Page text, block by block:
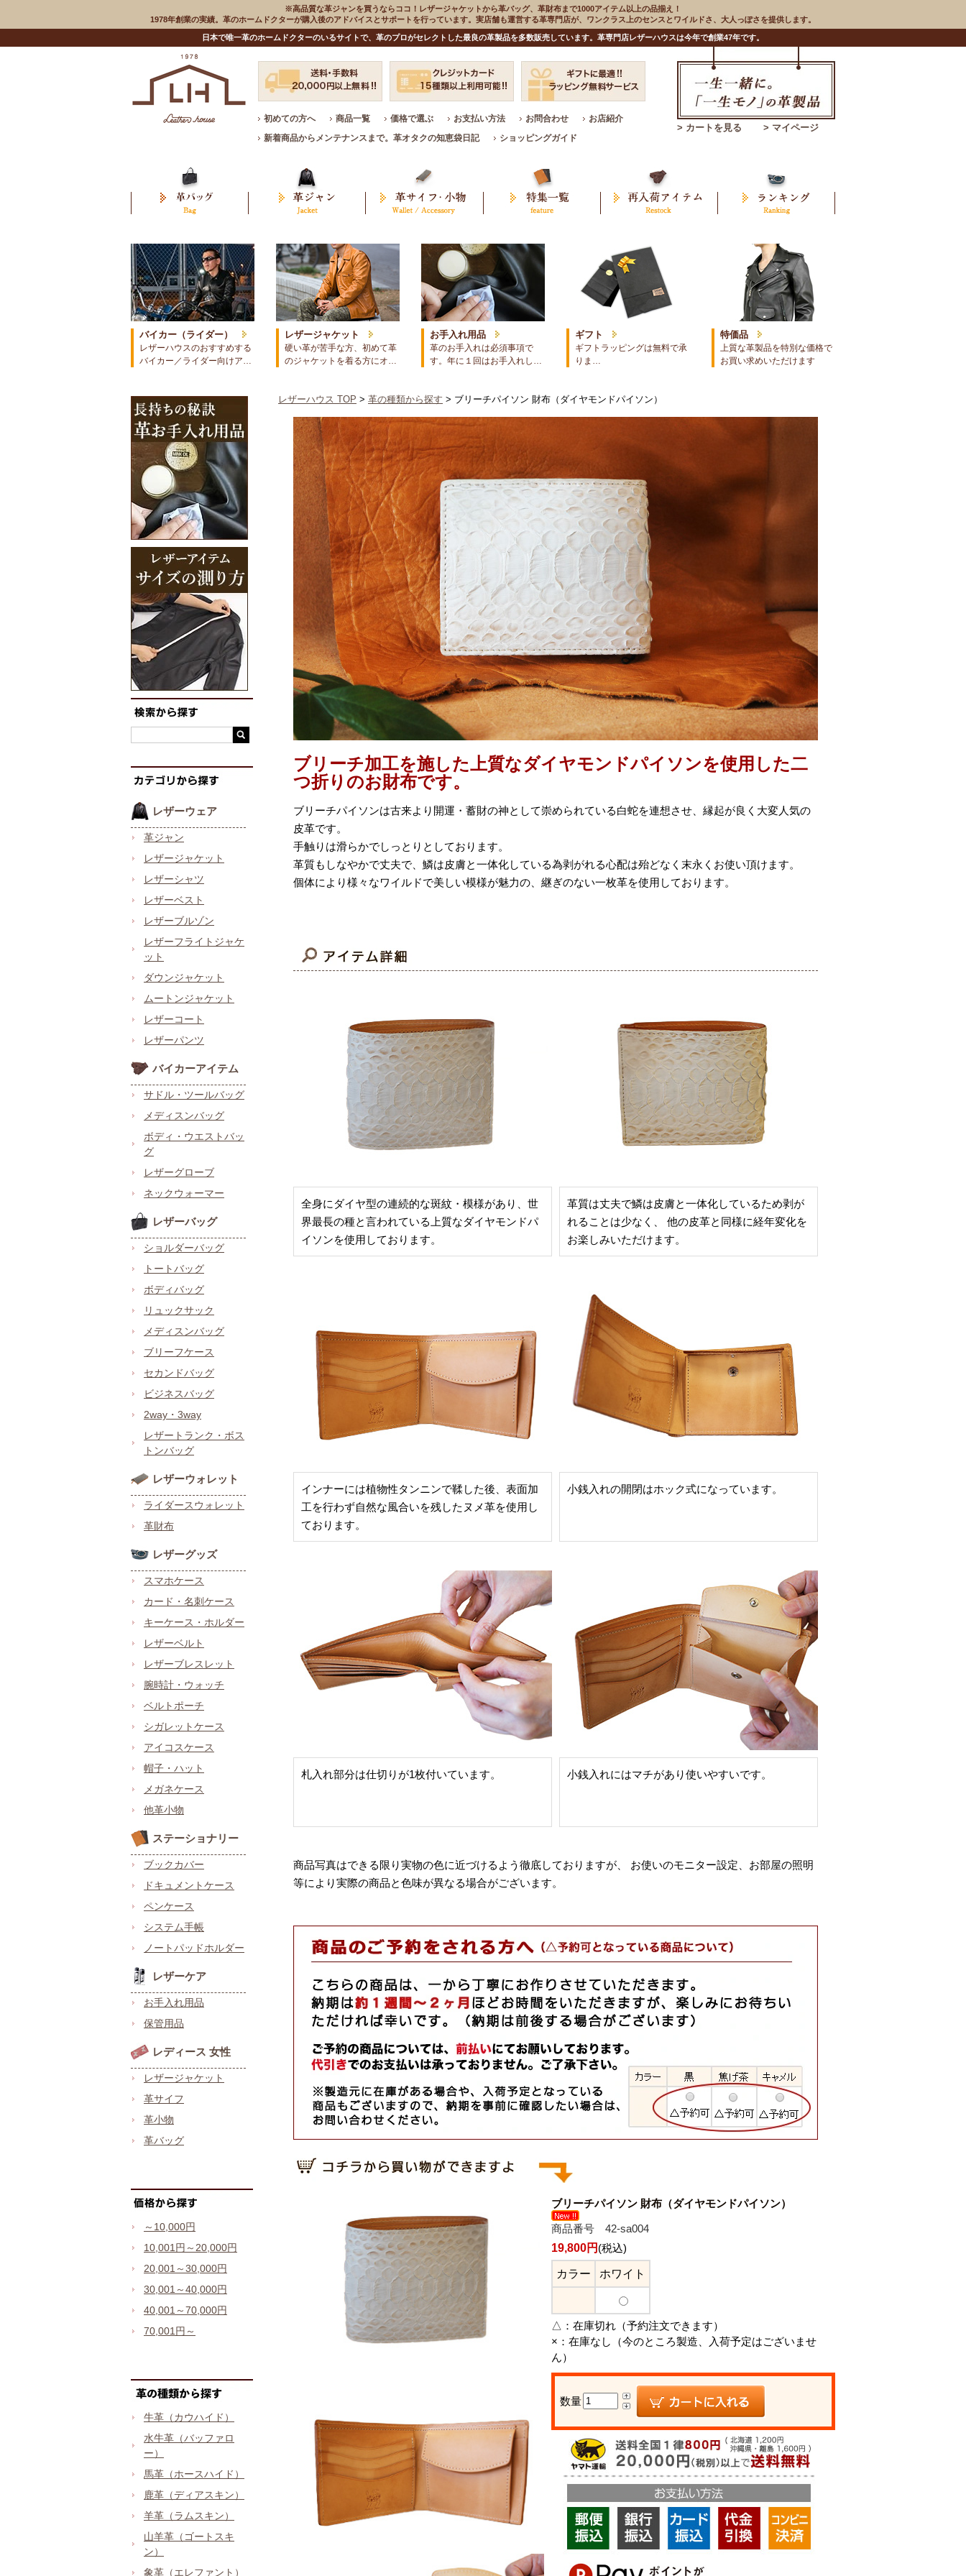
※高品質な革ジャンを買うならココ！レザージャケットから革バッグ、革財布まで1000アイテム以上の品揃え！
1978年創業の実績。革のホームドクターが購入後のアドバイスとサポートを行っています。実店舗も運営する革専門店が、ワンクラス上のセンスとワイルドさ、大人っぽさを提供します。
日本で唯一革のホームドクターのいるサイトで、革のプロがセレクトした最良の革製品を多数販売しています。革専門店レザーハウスは今年で創業47年です。
初めての方へ 商品一覧 価格で選ぶ お支払い方法 お問合わせ
お店紹介
新着商品からメンテナンスまで。革オタクの知恵袋日記
ショッピングガイド
> カートを見る > マイページ
バイカー（ライダー）
レザーハウスのおすすめする
バイカー／ライダー向けア…
レザージャケット
硬い革が苦手な方、初めて革
のジャケットを着る方にオ…
お手入れ用品
革のお手入れは必須事項で
す。年に１回はお手入れし…
ギフト
ギフトラッピングは無料で承
りま…
特価品
上質な革製品を特別な価格で
お買い求めいただけます
レザーウェア
革ジャン
レザージャケット
レザーシャツ
レザーベスト
レザーブルゾン
レザーフライトジャケ
ット
ダウンジャケット
ムートンジャケット
レザーコート
レザーパンツ
バイカーアイテム
サドル・ツールバッグ
メディスンバッグ
ボディ・ウエストバッ
グ
レザーグローブ
ネックウォーマー
レザーバッグ
ショルダーバッグ
トートバッグ
ボディバッグ
リュックサック
メディスンバッグ
ブリーフケース
セカンドバッグ
ビジネスバッグ
2way・3way
レザートランク・ボス
トンバッグ
レザーウォレット
ライダースウォレット
革財布
レザーグッズ
スマホケース
カード・名刺ケース
キーケース・ホルダー
レザーベルト
レザーブレスレット
腕時計・ウォッチ
ベルトポーチ
シガレットケース
アイコスケース
帽子・ハット
メガネケース
他革小物
ステーショナリー
ブックカバー
ドキュメントケース
ペンケース
システム手帳
ノートパッドホルダー
レザーケア
お手入れ用品
保管用品
レディース 女性
レザージャケット
革サイフ
革小物
革バッグ
～10,000円
10,001円～20,000円
20,001～30,000円
30,001～40,000円
40,001～70,000円
70,001円～
牛革（カウハイド）
水牛革（バッファロ
ー）
馬革（ホースハイド）
鹿革（ディアスキン）
羊革（ラムスキン）
山羊革（ゴートスキ
ン）
象革（エレファント）
レザーハウス TOP > 革の種類から探す > ブリーチパイソン 財布（ダイヤモンドパイソン）
ブリーチ加工を施した上質なダイヤモンドパイソンを使用した二
つ折りのお財布です。
ブリーチパイソンは古来より開運・蓄財の神として崇められている白蛇を連想させ、縁起が良く大変人気の
皮革です。
手触りは滑らかでしっとりとしております。
革質もしなやかで丈夫で、鱗は皮膚と一体化している為剥がれる心配は殆どなく末永くお使い頂けます。
個体により様々なワイルドで美しい模様が魅力の、継ぎのない一枚革を使用しております。
全身にダイヤ型の連続的な斑紋・模様があり、世
界最長の種と言われている上質なダイヤモンドパ
イソンを使用しております。
革質は丈夫で鱗は皮膚と一体化しているため剥が
れることは少なく、 他の皮革と同様に経年変化を
お楽しみいただけます。
インナーには植物性タンニンで鞣した後、表面加
工を行わず自然な風合いを残したヌメ革を使用し
ております。
小銭入れの開閉はホック式になっています。
札入れ部分は仕切りが1枚付いています。 小銭入れにはマチがあり使いやすいです。
商品写真はできる限り実物の色に近づけるよう徹底しておりますが、 お使いのモニター設定、お部屋の照明
等により実際の商品と色味が異なる場合がございます。
ブリーチパイソン 財布（ダイヤモンドパイソン）
商品番号 42-sa004
19,800円 (税込)
カラー ホワイト
△： 在庫切れ（予約注文できます）
×： 在庫なし（今のところ製造、入荷予定はございませ
ん）
数量